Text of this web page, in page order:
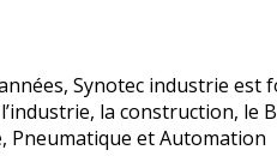
Synotec industrie
la construction, le
Pneumatique et Automation